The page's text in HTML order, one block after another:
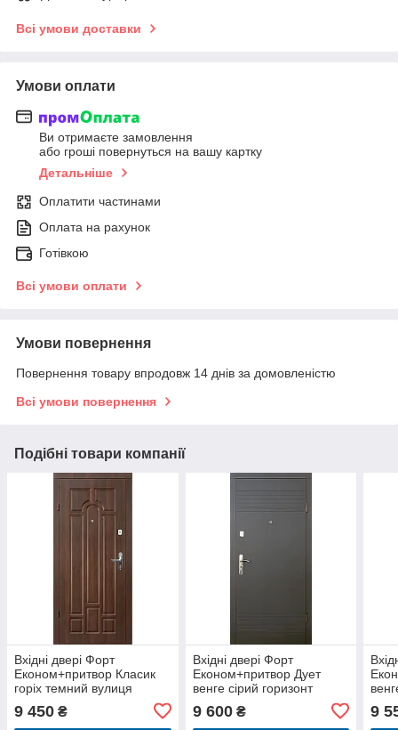
Всі умови доставки
Умови оплати
Ви отримаєте замовлення
або гроші повернуться на вашу картку
Детальніше
Оплатити частинами
Оплата на рахунок
Готівкою
Всі умови оплати
Умови повернення
Повернення товару впродовж 14 днів за домовленістю
Всі умови повернення
Подібні товари компанії
Вхідні двері Форт
Економ+притвор Класик
горіх темний вулиця
9 450 ₴
Вхідні двері Форт
Економ+притвор Дует
венге сірий горизонт
9 600₴ 9